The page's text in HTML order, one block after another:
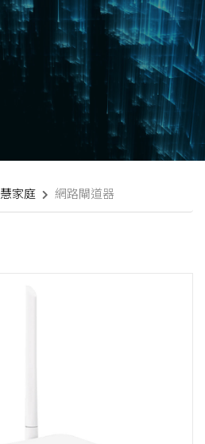
家庭 網路閘道器